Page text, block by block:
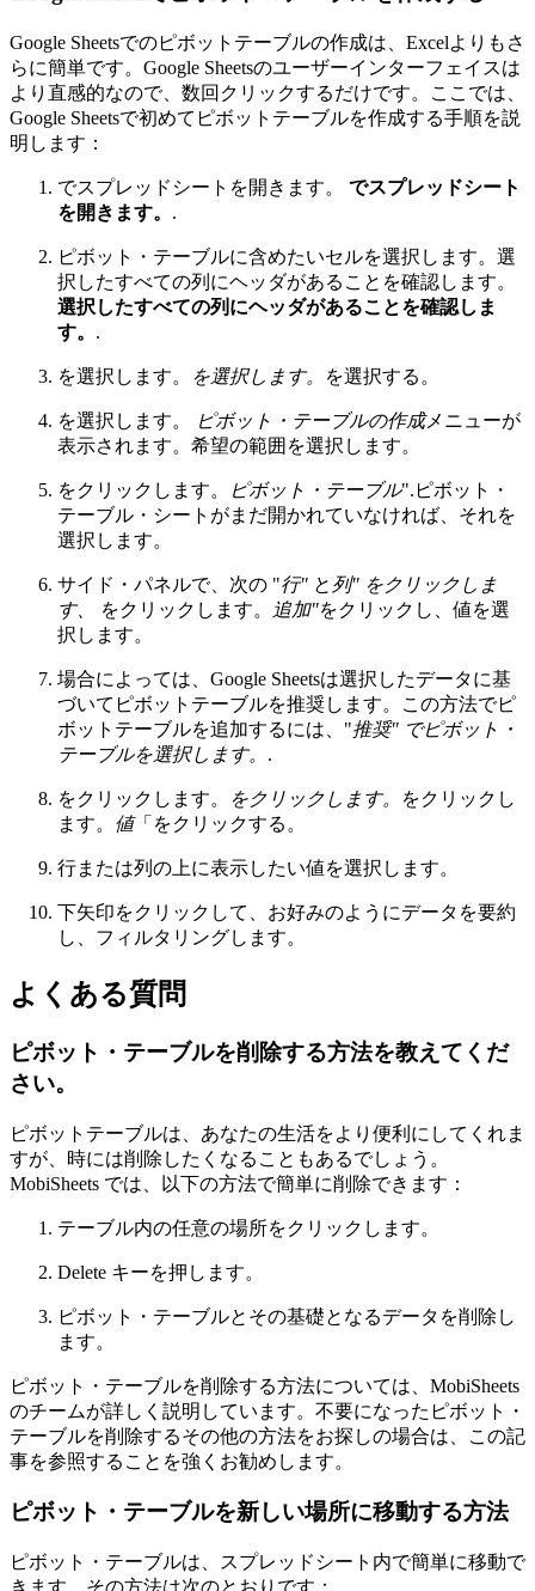
Google Sheetsでのピボットテーブルの作成は、Excelよりもさ
らに簡単です。Google Sheetsのユーザーインターフェイスは
より直感的なので、数回クリックするだけです。ここでは、
Google Sheetsで初めてピボットテーブルを作成する手順を説
明します：
でスプレッドシートを開きます。 でスプレッドシート
を開きます。 .
ピボット・テーブルに含めたいセルを選択します。選
択したすべての列にヘッダがあることを確認します。
選択したすべての列にヘッダがあることを確認しま
す。 .
を選択します。 を選択します。 を選択する。
を選択します。 ピボット・テーブルの作成メニューが
表示されます。希望の範囲を選択します。
をクリックします。 ピボット・テーブル".ピボット・
テーブル・シートがまだ開かれていなければ、それを
選択します。
サイド・パネルで、次の "行" と 列" をクリックしま
す、
をクリックします。 追加"をクリックし、値を選
択します。
場合によっては、Google Sheetsは選択したデータに基
づいてピボットテーブルを推奨します。この方法でピ
ボットテーブルを追加するには、"推奨" でピボット・
テーブルを選択します。 .
をクリックします。 をクリックします。
をクリックし
ます。 値「をクリックする。
行または列の上に表示したい値を選択します。
下矢印をクリックして、お好みのようにデータを要約
し、フィルタリングします。
よくある質問
ピボット・テーブルを削除する方法を教えてくだ
さい。
ピボットテーブルは、あなたの生活をより便利にしてくれま
すが、時には削除したくなることもあるでしょう。
MobiSheets では、以下の方法で簡単に削除できます：
テーブル内の任意の場所をクリックします。
Delete キーを押します。
ピボット・テーブルとその基礎となるデータを削除し
ます。
ピボット・テーブルを削除する方法については、MobiSheets
のチームが詳しく説明しています。不要になったピボット・
テーブルを削除するその他の方法をお探しの場合は、この記
事を参照することを強くお勧めします。
ピボット・テーブルを新しい場所に移動する方法
ピボット・テーブルは、スプレッドシート内で簡単に移動で
きます。その方法は次のとおりです：